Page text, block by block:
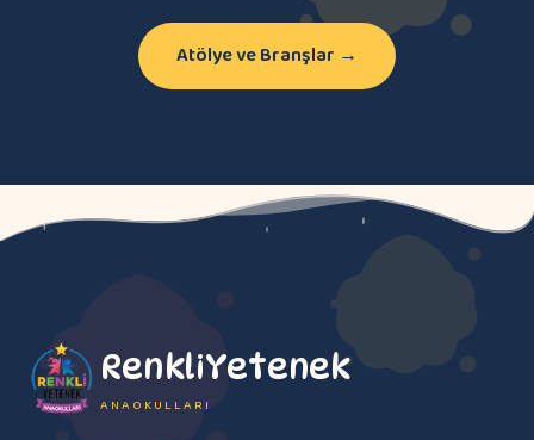
Atölye ve Branşlar →
RenkliYetenek
ANAOKULLARI